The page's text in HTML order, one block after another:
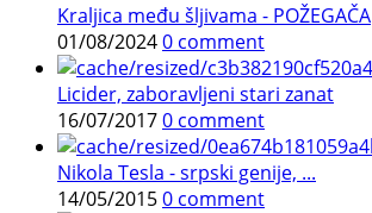
Kraljica među šljivama - POŽEGAČA
01/08/20240 comment
Licider, zaboravljeni stari zanat
16/07/20170 comment
Nikola Tesla - srpski genije, ...
14/05/20150 comment